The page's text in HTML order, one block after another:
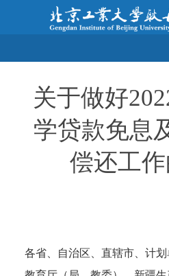
关于做好
学贷款免息
偿还工
各省、自治区、直辖市、计划